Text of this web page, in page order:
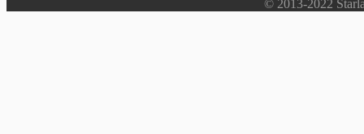
© 2013-2022